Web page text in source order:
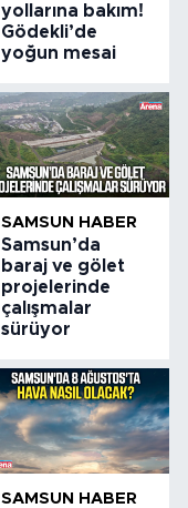
yollarına bakım!
Gödekli’de
yoğun mesai
SAMSUN HABER
Samsun’da
baraj ve gölet
projelerinde
çalışmalar
sürüyor
SAMSUN HABER